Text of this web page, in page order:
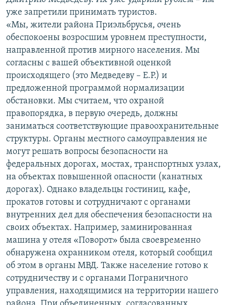
уже запретили принимать туристов.
«Мы, жители района Приэльбрусья, очень
обеспокоены возросшим уровнем преступности,
направленной против мирного населения. Мы
согласны с вашей объективной оценкой
происходящего (это Медведеву – Е.Р.) и
предложенной программой нормализации
обстановки. Мы считаем, что охраной
правопорядка, в первую очередь, должны
заниматься соответствующие правоохранительные
структуры. Органы местного самоуправления не
могут решать вопросы безопасности на
федеральных дорогах, мостах, транспортных узлах,
на объектах повышенной опасности (канатных
дорогах). Однако владельцы гостиниц, кафе,
прокатов готовы и сотрудничают с органами
внутренних дел для обеспечения безопасности на
своих объектах. Например, заминированная
машина у отеля «Поворот» была своевременно
обнаружена охранником отеля, который сообщил
об этом в органы МВД. Также население готово к
сотрудничеству и с органами Пограничного
управления, находящимися на территории нашего